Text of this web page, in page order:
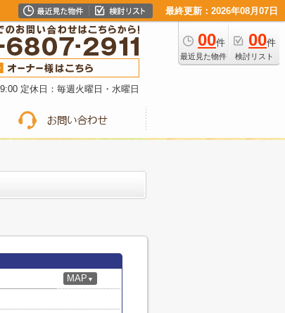
最終更新：2026年08月07日
00件
最近見た物件
00件
検討リスト
定休日：毎週火曜日・水曜日
MAP ▼